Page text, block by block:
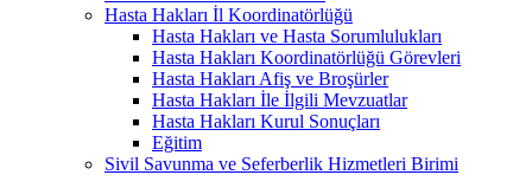
Hasta Hakları İl Koordinatörlüğü
Hasta Hakları ve Hasta Sorumlulukları
Hasta Hakları Koordinatörlüğü Görevleri
Hasta Hakları Afiş ve Broşürler
Hasta Hakları İle İlgili Mevzuatlar
Hasta Hakları Kurul Sonuçları
Eğitim
Sivil Savunma ve Seferberlik Hizmetleri Birimi